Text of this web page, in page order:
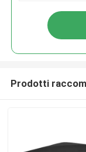
Prodotti